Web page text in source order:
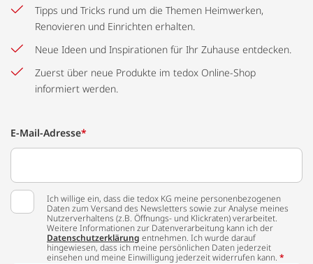
Tipps und Tricks rund um die Themen Heimwerken,
Renovieren und Einrichten erhalten.
Neue Ideen und Inspirationen für Ihr Zuhause entdecken.
Zuerst über neue Produkte im tedox Online-Shop
informiert werden.
E-Mail-Adresse*
Ich willige ein, dass die tedox KG meine personenbezogenen
Daten zum Versand des Newsletters sowie zur Analyse meines
Nutzerverhaltens (z.B. Öffnungs- und Klickraten) verarbeitet.
Weitere Informationen zur Datenverarbeitung kann ich der
Datenschutzerklärung entnehmen. Ich wurde darauf
hingewiesen, dass ich meine persönlichen Daten jederzeit
einsehen und meine Einwilligung jederzeit widerrufen kann. *